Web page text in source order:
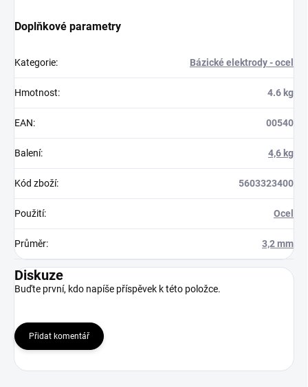
Doplňkové parametry
Kategorie: Bázické elektrody - ocel
Hmotnost: 4.6 kg
EAN: 00540
Balení: 4,6 kg
Kód zboží: 5603323400
Použití: Ocel
Průměr: 3,2 mm
Diskuze
Buďte první, kdo napíše příspěvek k této položce.
Přidat komentář